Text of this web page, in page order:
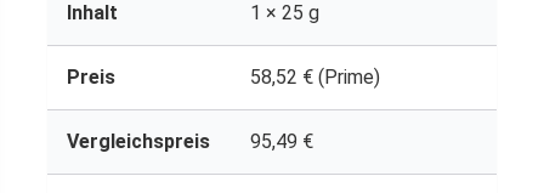
Inhalt 1 × 25 g
Preis 58,52 € (Prime)
Vergleichspreis 95,49 €